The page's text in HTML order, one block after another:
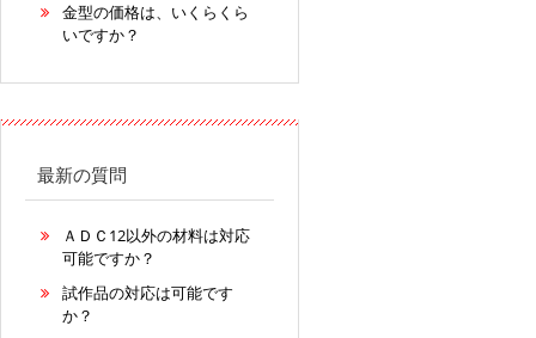
金型の価格は、いくらくら
いですか？
最新の質問
ＡＤＣ12以外の材料は対応
可能ですか？
試作品の対応は可能です
か？